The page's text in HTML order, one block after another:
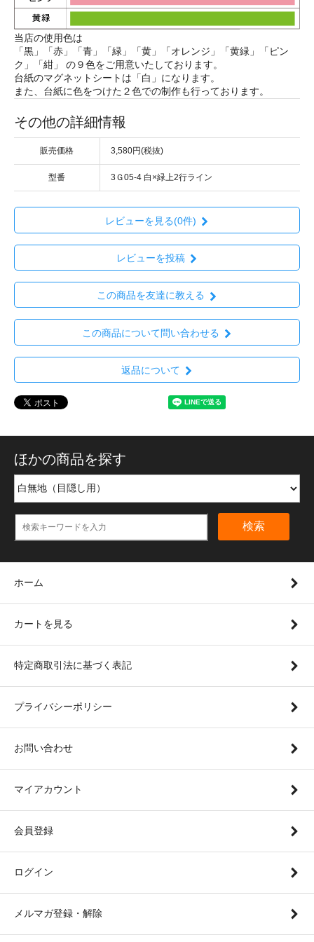
当店の使用色は
「黒」「赤」「青」「緑」「黄」「オレンジ」「黄緑」「ピン
ク」「紺」 の９色をご用意いたしております。
台紙のマグネットシートは「白」になります。
また、台紙に色をつけた２色での制作も行っております。
その他の詳細情報
販売価格 3,580円(税抜)
型番 3Ｇ05-4 白×緑上2行ライン
レビューを見る(0件)
レビューを投稿
この商品を友達に教える
この商品について問い合わせる
返品について
ほかの商品を探す
検索
ホーム
カートを見る
特定商取引法に基づく表記
プライバシーポリシー
お問い合わせ
マイアカウント
会員登録
ログイン
メルマガ登録・解除